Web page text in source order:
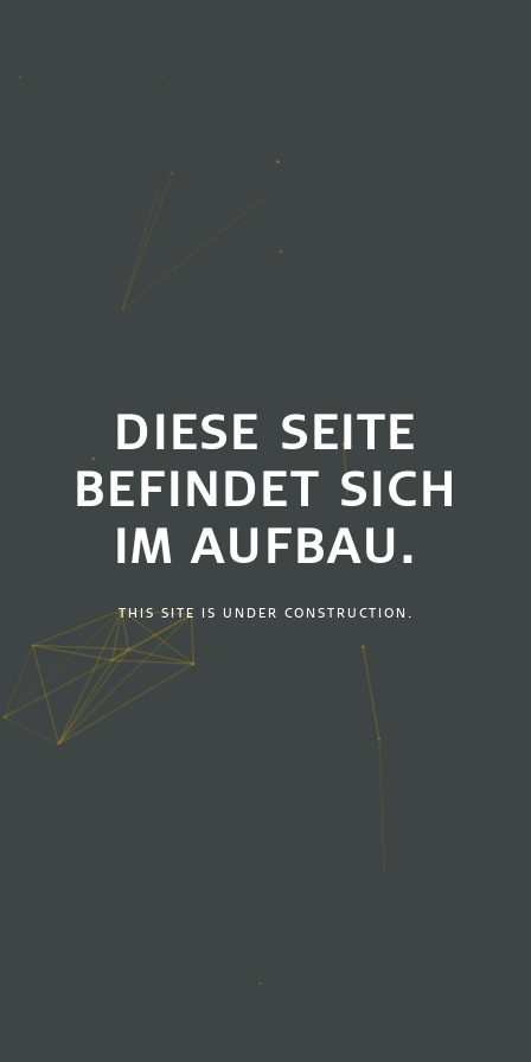
DIESE SEITE
BEFINDET SICH
IM AUFBAU.
THIS SITE IS UNDER CONSTRUCTION.